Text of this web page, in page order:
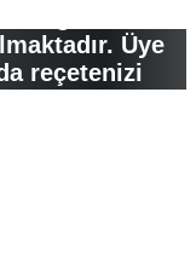
göre
Üye
reçetenizi